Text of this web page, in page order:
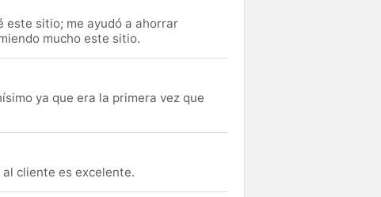
este sitio; me ayudó a ahorrar
mucho este sitio.
ya que era la primera vez que
cliente es excelente.